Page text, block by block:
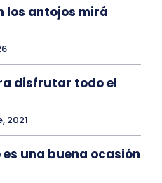
los antojos mirá
disfrutar todo el
2021
una buena ocasión